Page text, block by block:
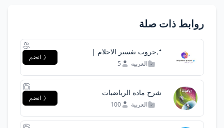
روابط ذات صلة
⁺₊جروب تفسير الاحلام |
Interpretation of dreams⁺₊
العربية 5
انضم
شرح ماده الرياضيات
العربية 100
انضم